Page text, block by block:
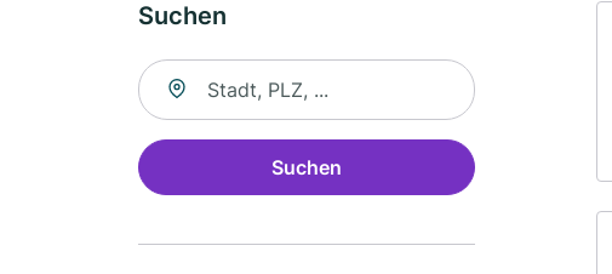
Suchen
Suche nach Ort
Suchen